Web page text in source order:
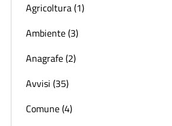
Agricoltura (1)
Ambiente (3)
Anagrafe (2)
Avvisi (35)
Comune (4)